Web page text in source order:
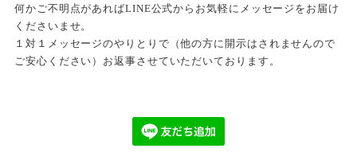
何かご不明点があればLINE公式からお気軽にメッセージをお届け
くださいませ。
１対１メッセージのやりとりで（他の方に開示はされませんので
ご安心ください）お返事させていただいております。